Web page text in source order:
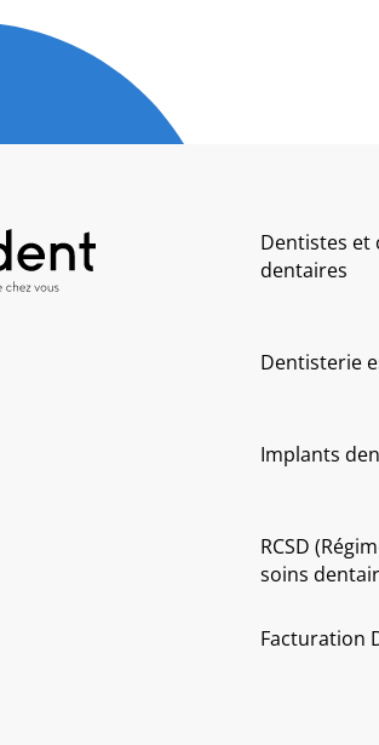
Dentistes et
dentaires
Dentisterie
Implants
RCSD
soins
Facturation